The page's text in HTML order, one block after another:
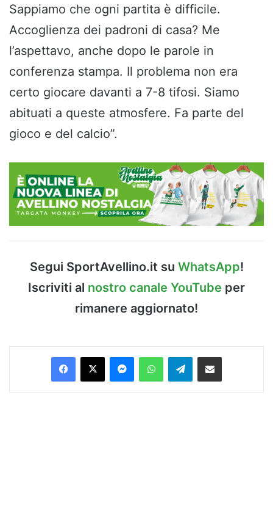
Sappiamo che ogni partita è difficile.
Accoglienza dei padroni di casa? Me
l’aspettavo, anche dopo le parole in
conferenza stampa. Il problema non era
certo giocare davanti a 7-8 tifosi. Siamo
abituati a queste atmosfere. Fa parte del
gioco e del calcio”.
Segui SportAvellino.it su WhatsApp!
Iscriviti al nostro canale YouTube per
rimanere aggiornato!
Facebook
X MessengerWhatsAppTelegramCondividi via Email